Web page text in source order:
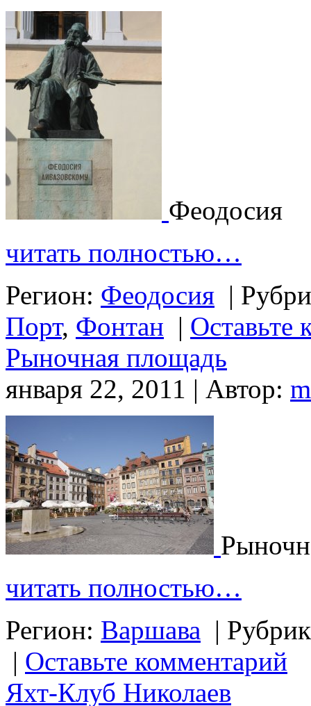
Феодосия
читать полностью…
Регион: Феодосия |
Порт, Фонтан | Оставьте
Рыночная площадь
января 22, 2011 | Автор:
читать полностью…
Регион: Варшава |
| Оставьте комментарий
Яхт-Клуб Николаев